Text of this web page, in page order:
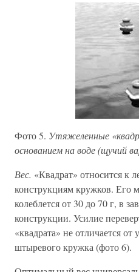
Фото 5. Утяжеленные
основанием на воде (щучий
Вес. «Квадрат» относится к
конструкциям кружков. Его
колеблется от 30 до 70 г, в
конструкции. Усилие
«квадрата» не отличается от
штыревого кружка (фото 6).